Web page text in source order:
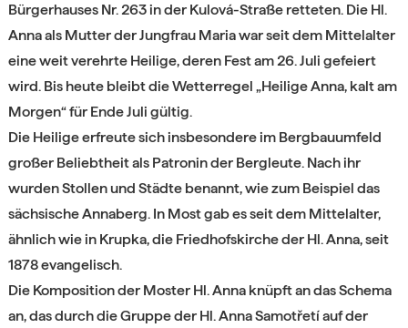
Bürgerhauses Nr. 263 in der Kulová-Straße retteten. Die Hl.
Anna als Mutter der Jungfrau Maria war seit dem Mittelalter
eine weit verehrte Heilige, deren Fest am 26. Juli gefeiert
wird. Bis heute bleibt die Wetterregel „Heilige Anna, kalt am
Morgen“ für Ende Juli gültig.
Die Heilige erfreute sich insbesondere im Bergbauumfeld
großer Beliebtheit als Patronin der Bergleute. Nach ihr
wurden Stollen und Städte benannt, wie zum Beispiel das
sächsische Annaberg. In Most gab es seit dem Mittelalter,
ähnlich wie in Krupka, die Friedhofskirche der Hl. Anna, seit
1878 evangelisch.
Die Komposition der Moster Hl. Anna knüpft an das Schema
an, das durch die Gruppe der Hl. Anna Samotřetí auf der